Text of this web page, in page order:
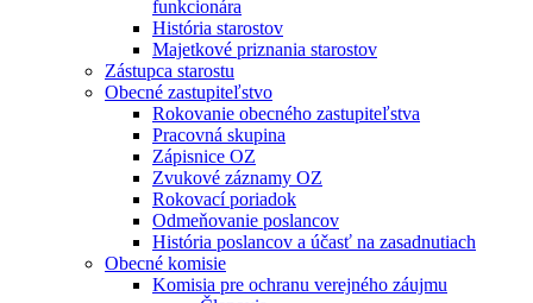
funkcionára
História starostov
Majetkové priznania starostov
Zástupca starostu
Obecné zastupiteľstvo
Rokovanie obecného zastupiteľstva
Pracovná skupina
Zápisnice OZ
Zvukové záznamy OZ
Rokovací poriadok
Odmeňovanie poslancov
História poslancov a účasť na zasadnutiach
Obecné komisie
Komisia pre ochranu verejného záujmu